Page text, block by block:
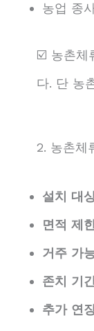
농업 종
☑️ 농촌체
다. 단 농
2. 농촌체
설치 대
면적 제
거주 가
존치 기
추가 연